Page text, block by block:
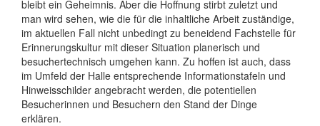
bleibt ein Geheimnis. Aber die Hoffnung stirbt zuletzt und
man wird sehen, wie die für die inhaltliche Arbeit zuständige,
im aktuellen Fall nicht unbedingt zu beneidend Fachstelle für
Erinnerungskultur mit dieser Situation planerisch und
besuchertechnisch umgehen kann. Zu hoffen ist auch, dass
im Umfeld der Halle entsprechende Informationstafeln und
Hinweisschilder angebracht werden, die potentiellen
Besucherinnen und Besuchern den Stand der Dinge
erklären.